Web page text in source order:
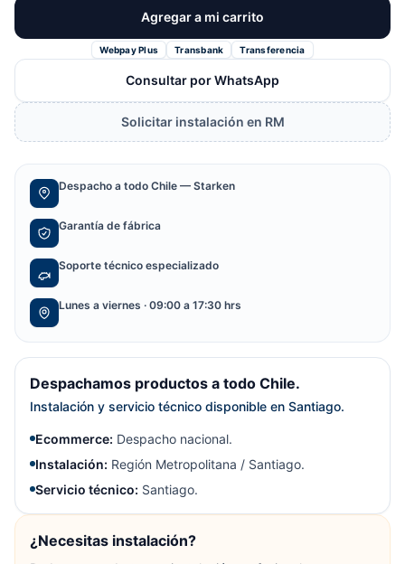
Agregar a mi carrito
Webpay Plus Transbank Transferencia
Consultar por WhatsApp
Solicitar instalación en RM
Despacho a todo Chile — Starken
Garantía de fábrica
Soporte técnico especializado
Lunes a viernes · 09:00 a 17:30 hrs
Despachamos productos a todo Chile.
Instalación y servicio técnico disponible en Santiago.
Ecommerce: Despacho nacional.
Instalación: Región Metropolitana / Santiago.
Servicio técnico: Santiago.
¿Necesitas instalación?